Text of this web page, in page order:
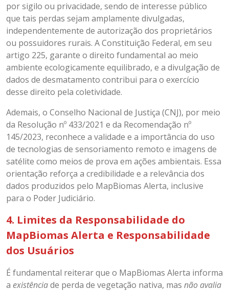
por sigilo ou privacidade, sendo de interesse público
que tais perdas sejam amplamente divulgadas,
independentemente de autorização dos proprietários
ou possuidores rurais. A Constituição Federal, em seu
artigo 225, garante o direito fundamental ao meio
ambiente ecologicamente equilibrado, e a divulgação de
dados de desmatamento contribui para o exercício
desse direito pela coletividade.
Ademais, o Conselho Nacional de Justiça (CNJ), por meio
da Resolução nº 433/2021 e da Recomendação nº
145/2023, reconhece a validade e a importância do uso
de tecnologias de sensoriamento remoto e imagens de
satélite como meios de prova em ações ambientais. Essa
orientação reforça a credibilidade e a relevância dos
dados produzidos pelo MapBiomas Alerta, inclusive
para o Poder Judiciário.
4. Limites da Responsabilidade do
MapBiomas Alerta e Responsabilidade
dos Usuários
É fundamental reiterar que o MapBiomas Alerta informa
a existênciade perda de vegetação nativa, mas não avalia